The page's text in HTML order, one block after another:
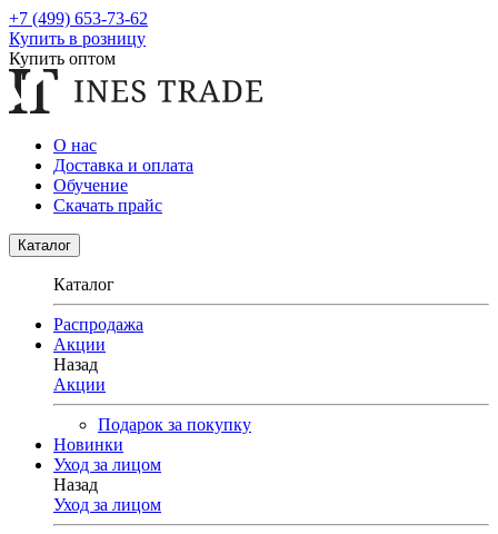
+7 (499) 653-73-62
Купить в розницу
Купить оптом
О нас
Доставка и оплата
Обучение
Скачать прайс
Каталог
Каталог
Распродажа
Акции
Назад
Акции
Подарок за покупку
Новинки
Уход за лицом
Назад
Уход за лицом